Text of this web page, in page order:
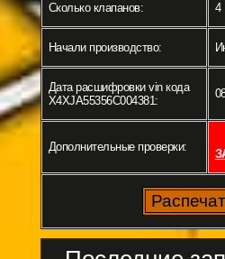
Сколько клапанов: 4
Начали производство:
Дата расшифровки vin кода
X4XJA55356C004381:
Дополнительные проверки: